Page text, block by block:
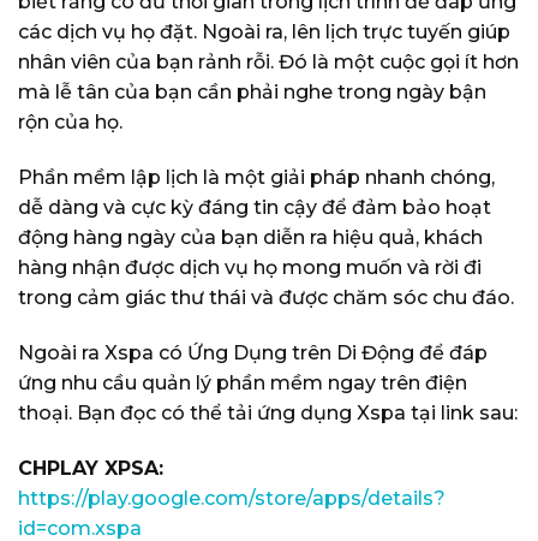
các dịch vụ họ đặt. Ngoài ra, lên lịch trực tuyến giúp
nhân viên của bạn rảnh rỗi. Đó là một cuộc gọi ít hơn
mà lễ tân của bạn cần phải nghe trong ngày bận
rộn của họ.
Phần mềm lập lịch là một giải pháp nhanh chóng,
dễ dàng và cực kỳ đáng tin cậy để đảm bảo hoạt
động hàng ngày của bạn diễn ra hiệu quả, khách
hàng nhận được dịch vụ họ mong muốn và rời đi
trong cảm giác thư thái và được chăm sóc chu đáo.
Ngoài ra Xspa có Ứng Dụng trên Di Động để đáp
ứng nhu cầu quản lý phần mềm ngay trên điện
thoại. Bạn đọc có thể tải ứng dụng Xspa tại link sau:
CHPLAY XPSA:
https://play.google.com/store/apps/details?
id=com.xspa